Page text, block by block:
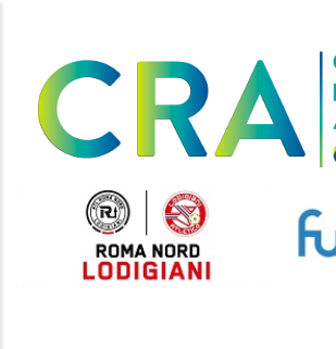
content